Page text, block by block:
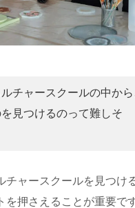
チャースクールの中から
見つけるのって難しそ
チャースクールを見つけ
を押さえることが重要で